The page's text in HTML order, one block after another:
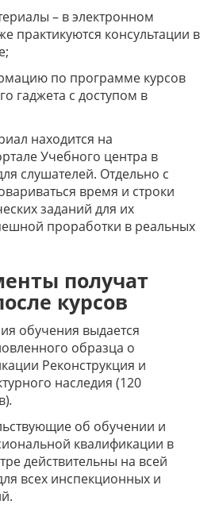
– в электронном
практикуются консультации в
по программе курсов
гаджета с доступом в
находится на
Учебного центра в
слушателей. Отдельно с
время и строки
заданий для их
проработки в реальных
получат
курсов
обучения выдается
образца о
Реконструкция и
наследия (120
.
об обучении и
квалификации в
действительны на всей
всех инспекционных и